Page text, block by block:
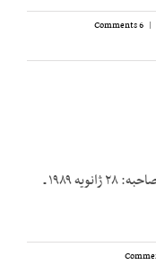
|
6 Comments
روایت‌کننده: دکتر مهدی حائری یزدی تاریخ مصاحبه: ۲۸ ژانویه ۱۹۸۹ ـ